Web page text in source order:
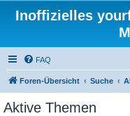
Inoffizielles
FAQ
Foren-Übersicht Suche
Aktive Themen